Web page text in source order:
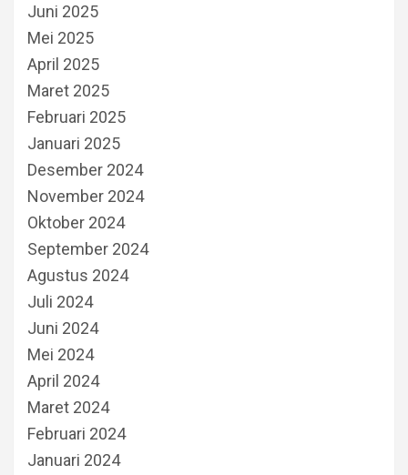
Juni 2025
Mei 2025
April 2025
Maret 2025
Februari 2025
Januari 2025
Desember 2024
November 2024
Oktober 2024
September 2024
Agustus 2024
Juli 2024
Juni 2024
Mei 2024
April 2024
Maret 2024
Februari 2024
Januari 2024